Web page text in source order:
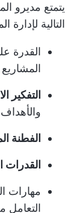
يتمتع مديرو
التالية لإدارة
القدرة
المشاريع
التفكير
والأهداف
الفطنة
القدرات
مهارات
التعامل